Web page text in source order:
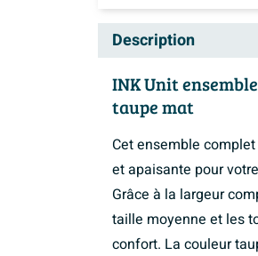
Description
INK Unit
taupe mat
Cet ensemble
et apaisante pour
Grâce à la largeur
taille moyenne et les
confort. La couleur